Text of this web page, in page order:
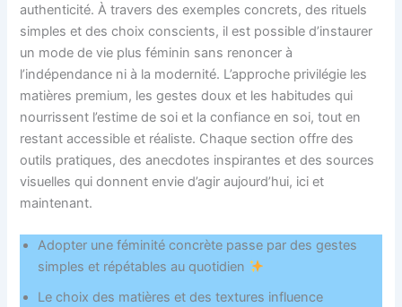
authenticité. À travers des exemples concrets, des rituels
simples et des choix conscients, il est possible d’instaurer
un mode de vie plus féminin sans renoncer à
l’indépendance ni à la modernité. L’approche privilégie les
matières premium, les gestes doux et les habitudes qui
nourrissent l’estime de soi et la confiance en soi, tout en
restant accessible et réaliste. Chaque section offre des
outils pratiques, des anecdotes inspirantes et des sources
visuelles qui donnent envie d’agir aujourd’hui, ici et
maintenant.
Adopter une féminité concrète passe par des gestes
simples et répétables au quotidien
Le choix des matières et des textures influence